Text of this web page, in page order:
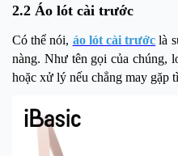
2.2 Áo lót cài trước
Có thể nói, áo lót cài trước là
nàng. Như tên gọi của chúng,
hoặc xử lý nếu chẳng may gặp